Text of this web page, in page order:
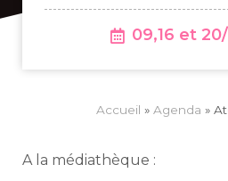
09,16 et
Accueil » Agenda »
A la médiathèque :